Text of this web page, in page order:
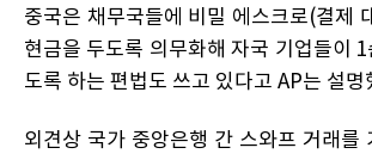
중국은 채무국들에 비밀 에스크로(결제
현금을 두도록 의무화해 자국 기업들이 1
도록 하는 편법도 쓰고 있다고 AP는 설명
외견상 국가 중앙은행 간 스와프 거래를